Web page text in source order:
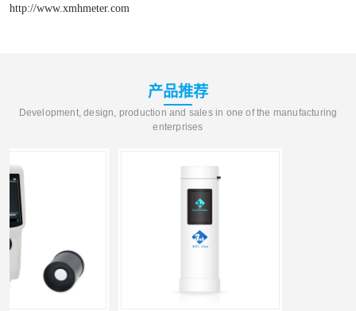
http://www.xmhmeter.com
产品推荐
Development, design, production and sales in one of the manufacturing
enterprises